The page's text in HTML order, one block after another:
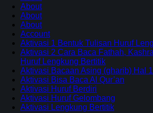
About
About
About
Account
Aktivasi 1 Bentuk Tulisan Huruf
Aktivasi 2 Cara Baca Fathah,
Huruf Lengkung Bertitik
Aktivasi Bacaan Asing (gharib) Hal
Aktivasi Bisa Baca Al Qur’an
Aktivasi Huruf Berdiri
Aktivasi Huruf Gelombang
Aktivasi Lengkung Bertitik